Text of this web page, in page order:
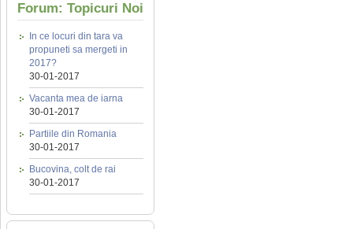
Forum: Topicuri Noi
In ce locuri din tara va
propuneti sa mergeti in
2017?
30-01-2017
Vacanta mea de iarna
30-01-2017
Partiile din Romania
30-01-2017
Bucovina, colt de rai
30-01-2017